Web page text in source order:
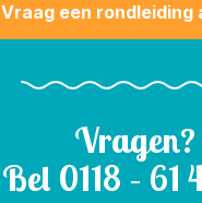
Vraag een rondleiding
Vragen?
Bel 0118 – 61